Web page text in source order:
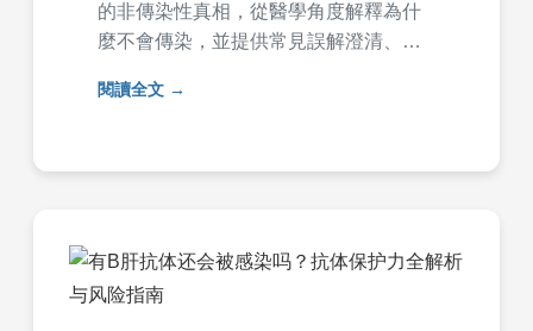
的非傳染性真相，從醫學角度解釋為什
麼不會傳染，並提供常見誤解澄清、風
徹底了解肺腺癌，消除不必要的恐懼，
閱讀全文